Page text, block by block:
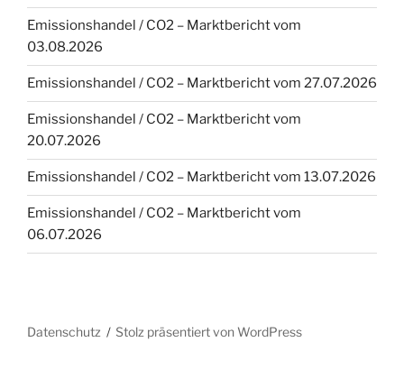
Emissionshandel / CO2 – Marktbericht vom
03.08.2026
Emissionshandel / CO2 – Marktbericht vom 27.07.2026
Emissionshandel / CO2 – Marktbericht vom
20.07.2026
Emissionshandel / CO2 – Marktbericht vom 13.07.2026
Emissionshandel / CO2 – Marktbericht vom
06.07.2026
Datenschutz Stolz präsentiert von WordPress